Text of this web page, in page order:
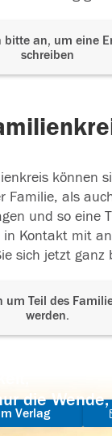
bitte an, um eine
schreiben
können
Familie, als
und so eine
in Kontakt mit
sich jetzt ganz
um Teil des
werden.
die
Verlag